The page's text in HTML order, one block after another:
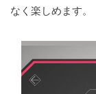
なく楽しめます。